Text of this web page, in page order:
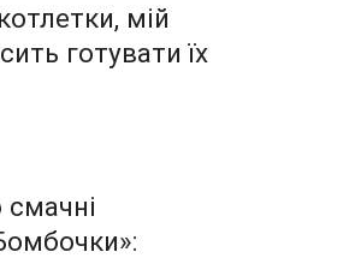
мій
готувати їх